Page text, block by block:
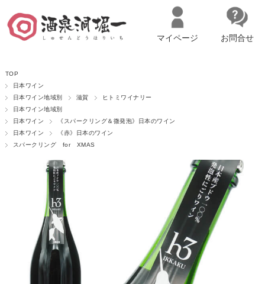
マイページ お問合せ
TOP
日本ワイン
日本ワイン地域別
滋賀
ヒトミワイナリー
日本ワイン地域別
日本ワイン
《スパークリング＆微発泡》日本のワイン
日本ワイン
《赤》日本のワイン
スパークリング for XMAS